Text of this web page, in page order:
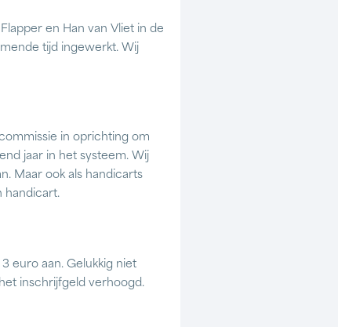
en Han van Vliet in de
tijd ingewerkt. Wij
in oprichting om
jaar in het systeem. Wij
Maar ook als handicarts
handicart.
euro aan. Gelukkig niet
inschrijfgeld verhoogd.